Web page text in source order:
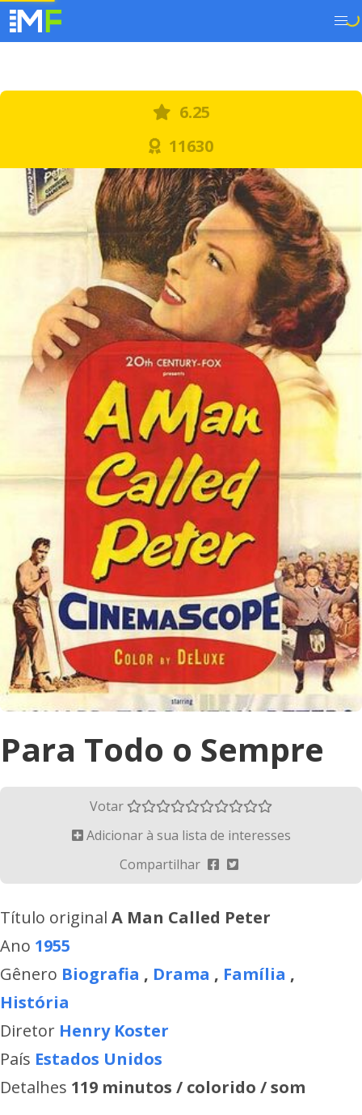
6.25
11630
Para Todo o Sempre
Votar
Adicionar à sua lista de interesses
Compartilhar
Título original A Man Called Peter
Ano 1955
Gênero Biografia , Drama , Família ,
História
Diretor Henry Koster
País Estados Unidos
Detalhes 119 minutos / colorido / som